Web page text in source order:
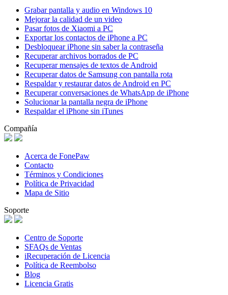
Grabar pantalla y audio en Windows 10
Mejorar la calidad de un video
Pasar fotos de Xiaomi a PC
Exportar los contactos de iPhone a PC
Desbloquear iPhone sin saber la contraseña
Recuperar archivos borrados de PC
Recuperar mensajes de textos de Android
Recuperar datos de Samsung con pantalla rota
Respaldar y restaurar datos de Android en PC
Recuperar conversaciones de WhatsApp de iPhone
Solucionar la pantalla negra de iPhone
Respaldar el iPhone sin iTunes
Compañía
Acerca de FonePaw
Contacto
Términos y Condiciones
Política de Privacidad
Mapa de Sitio
Soporte
Centro de Soporte
SFAQs de Ventas
iRecuperación de Licencia
Política de Reembolso
Blog
Licencia Gratis